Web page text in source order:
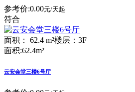
参考价:0.00元/天起
符合
面积： 62.4 m²楼层：3F
面积:62.4m²
云安会堂三楼6号厅